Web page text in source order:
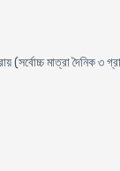
(সর্বোচ্চ মাত্রা দৈনিক ৩